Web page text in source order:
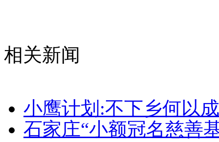
相关新闻
小鹰计划:不下乡何以
石家庄“小额冠名慈善